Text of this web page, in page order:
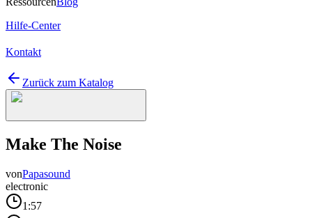
Hilfe-Center
Kontakt
Zurück zum Katalog
Make The Noise
vonPapasound
electronic
1:57